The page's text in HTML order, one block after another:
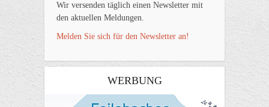
Wir versenden täglich einen Newsletter mit
den aktuellen Meldungen.
Melden Sie sich für den Newsletter an!
WERBUNG